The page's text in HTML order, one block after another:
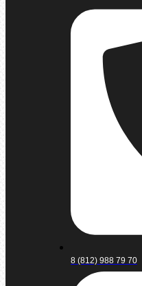
8 (812) 988 79 70